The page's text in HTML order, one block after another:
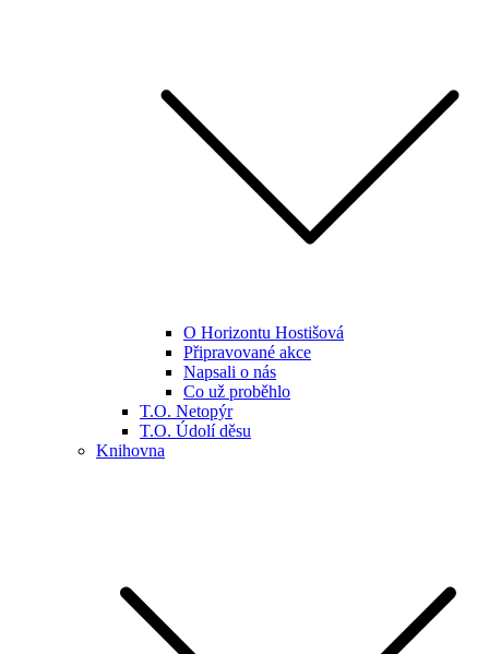
O Horizontu Hostišová
Připravované akce
Napsali o nás
Co už proběhlo
T.O. Netopýr
T.O. Údolí děsu
Knihovna